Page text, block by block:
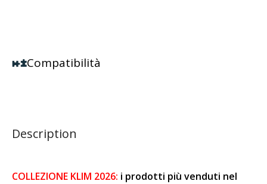
Description
COLLEZIONE KLIM 2026: i prodotti più venduti nel
Compatibilità